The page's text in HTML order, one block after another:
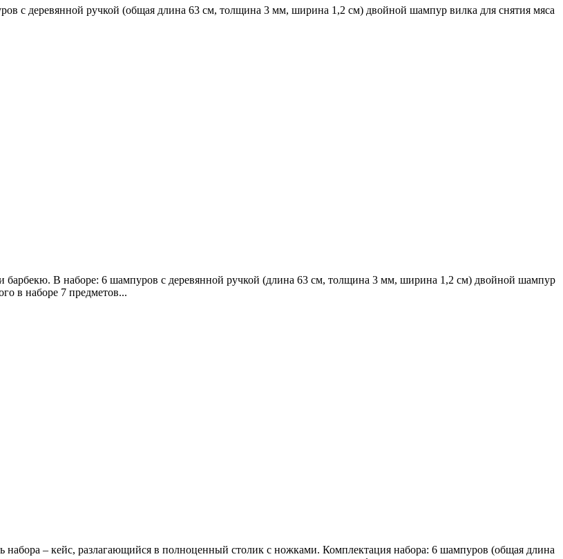
с деревянной ручкой (общая длина 63 см, толщина 3 мм, ширина 1,2 см) двойной шампур вилка для снятия мяса
В наборе: 6 шампуров с деревянной ручкой (длина 63 см, толщина 3 мм, ширина 1,2 см) двойной шампур
в наборе 7 предметов...
– кейс, разлагающийся в полноценный столик с ножками. Комплектация набора: 6 шампуров (общая длина